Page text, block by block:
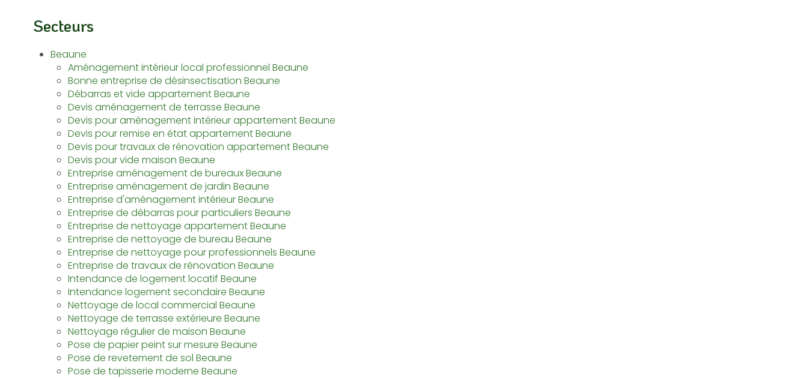
Secteurs
Beaune
Aménagement intérieur local professionnel Beaune
Bonne entreprise de désinsectisation Beaune
Débarras et vide appartement Beaune
Devis aménagement de terrasse Beaune
Devis pour aménagement intérieur appartement Beaune
Devis pour remise en état appartement Beaune
Devis pour travaux de rénovation appartement Beaune
Devis pour vide maison Beaune
Entreprise aménagement de bureaux Beaune
Entreprise aménagement de jardin Beaune
Entreprise d'aménagement intérieur Beaune
Entreprise de débarras pour particuliers Beaune
Entreprise de nettoyage appartement Beaune
Entreprise de nettoyage de bureau Beaune
Entreprise de nettoyage pour professionnels Beaune
Entreprise de travaux de rénovation Beaune
Intendance de logement locatif Beaune
Intendance logement secondaire Beaune
Nettoyage de local commercial Beaune
Nettoyage de terrasse extérieure Beaune
Nettoyage régulier de maison Beaune
Pose de papier peint sur mesure Beaune
Pose de revetement de sol Beaune
Pose de tapisserie moderne Beaune